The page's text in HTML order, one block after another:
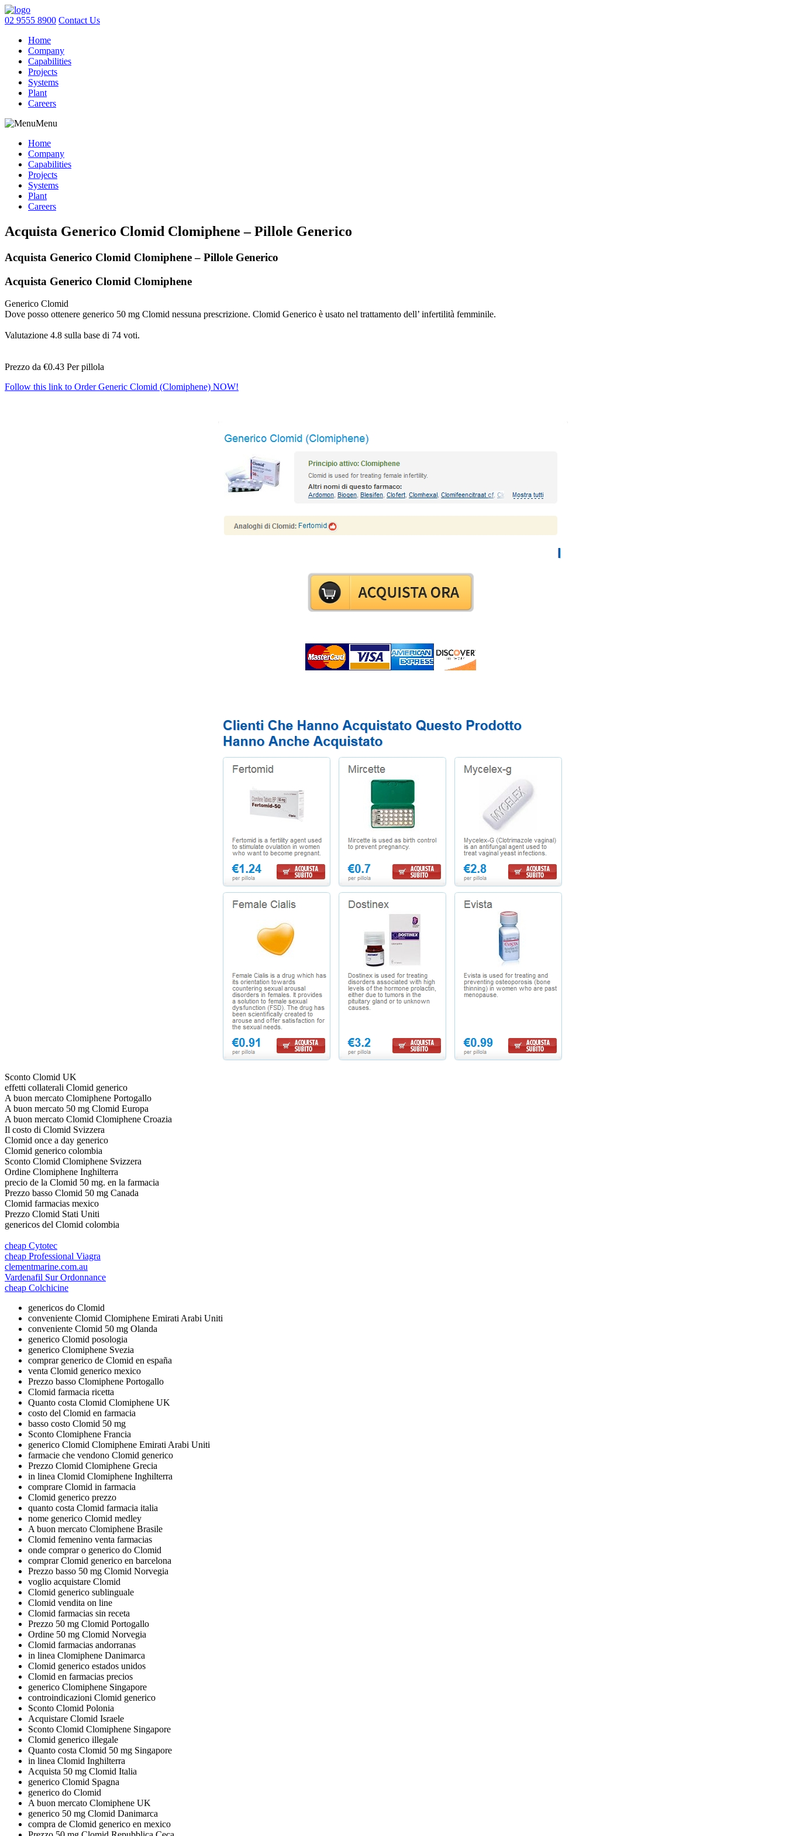
02 9555 8900 Contact Us
Home
Company
Capabilities
Projects
Systems
Plant
Careers
Menu
Home
Company
Capabilities
Projects
Systems
Plant
Careers
Acquista Generico Clomid Clomiphene – Pillole Generico
Acquista Generico Clomid Clomiphene – Pillole Generico
Acquista Generico Clomid Clomiphene
Generico Clomid
Dove posso ottenere generico 50 mg Clomid nessuna prescrizione. Clomid Generico è usato nel trattamento dell’ infertilità femminile.
Valutazione 4.8 sulla base di 74 voti.
Prezzo da €0.43 Per pillola
Follow this link to Order Generic Clomid (Clomiphene) NOW!
Sconto Clomid UK
effetti collaterali Clomid generico
A buon mercato Clomiphene Portogallo
A buon mercato 50 mg Clomid Europa
A buon mercato Clomid Clomiphene Croazia
Il costo di Clomid Svizzera
Clomid once a day generico
Clomid generico colombia
Sconto Clomid Clomiphene Svizzera
Ordine Clomiphene Inghilterra
precio de la Clomid 50 mg. en la farmacia
Prezzo basso Clomid 50 mg Canada
Clomid farmacias mexico
Prezzo Clomid Stati Uniti
genericos del Clomid colombia
cheap Cytotec
cheap Professional Viagra
clementmarine.com.au
Vardenafil Sur Ordonnance
cheap Colchicine
genericos do Clomid
conveniente Clomid Clomiphene Emirati Arabi Uniti
conveniente Clomid 50 mg Olanda
generico Clomid posologia
generico Clomiphene Svezia
comprar generico de Clomid en españa
venta Clomid generico mexico
Prezzo basso Clomiphene Portogallo
Clomid farmacia ricetta
Quanto costa Clomid Clomiphene UK
costo del Clomid en farmacia
basso costo Clomid 50 mg
Sconto Clomiphene Francia
generico Clomid Clomiphene Emirati Arabi Uniti
farmacie che vendono Clomid generico
Prezzo Clomid Clomiphene Grecia
in linea Clomid Clomiphene Inghilterra
comprare Clomid in farmacia
Clomid generico prezzo
quanto costa Clomid farmacia italia
nome generico Clomid medley
A buon mercato Clomiphene Brasile
Clomid femenino venta farmacias
onde comprar o generico do Clomid
comprar Clomid generico en barcelona
Prezzo basso 50 mg Clomid Norvegia
voglio acquistare Clomid
Clomid generico sublinguale
Clomid vendita on line
Clomid farmacias sin receta
Prezzo 50 mg Clomid Portogallo
Ordine 50 mg Clomid Norvegia
Clomid farmacias andorranas
in linea Clomiphene Danimarca
Clomid generico estados unidos
Clomid en farmacias precios
generico Clomiphene Singapore
controindicazioni Clomid generico
Sconto Clomid Polonia
Acquistare Clomid Israele
Sconto Clomid Clomiphene Singapore
Clomid generico illegale
Quanto costa Clomid 50 mg Singapore
in linea Clomid Inghilterra
Acquista 50 mg Clomid Italia
generico Clomid Spagna
generico do Clomid
A buon mercato Clomiphene UK
generico 50 mg Clomid Danimarca
compra de Clomid generico en mexico